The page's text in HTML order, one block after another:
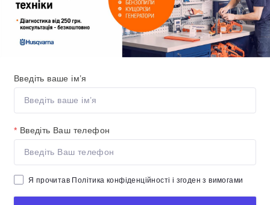
Введіть ваше ім’я
* Введіть Ваш телефон
Я прочитав Політика конфіденційності і згоден з вимогами